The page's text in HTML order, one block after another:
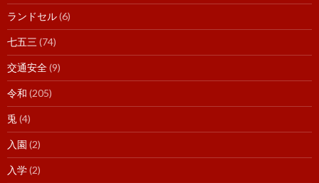
ランドセル(6)
七五三 (74)
交通安全(9)
令和 (205)
兎 (4)
入園 (2)
入学(2)